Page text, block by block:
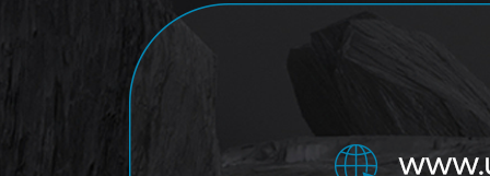
480,00₺
7667850